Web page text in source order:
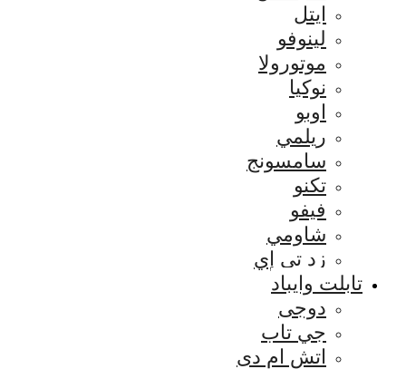
ايتل
لينوفو
موتورولا
نوكيا
اوبو
ريلمي
سامسونج
تكنو
فيفو
شاومي
زد تي إي
تابلت وايباد
دوجى
جي تاب
اتش ام دى